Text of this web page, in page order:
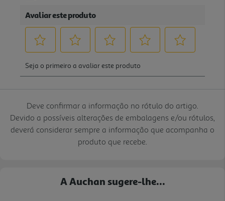
Deve confirmar a informação no rótulo do artigo.
Devido a possíveis alterações de embalagens e/ou rótulos,
deverá considerar sempre a informação que acompanha o
produto que recebe.
A Auchan sugere-lhe...